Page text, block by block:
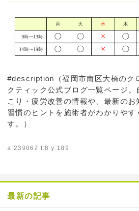
#description（福岡市南区大橋のク
クティック公式ブログ一覧ページ。
こり・疲労改善の情報や、最新の
習慣のヒントを施術者がわかりやす
す。）
a:239062 t:8 y:189
最新の記事